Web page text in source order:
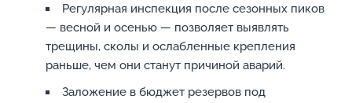
Регулярная инспекция после сезонных пиков
— весной и осенью — позволяет выявлять
трещины, сколы и ослабленные крепления
раньше, чем они станут причиной аварий.
Заложение в бюджет резервов под